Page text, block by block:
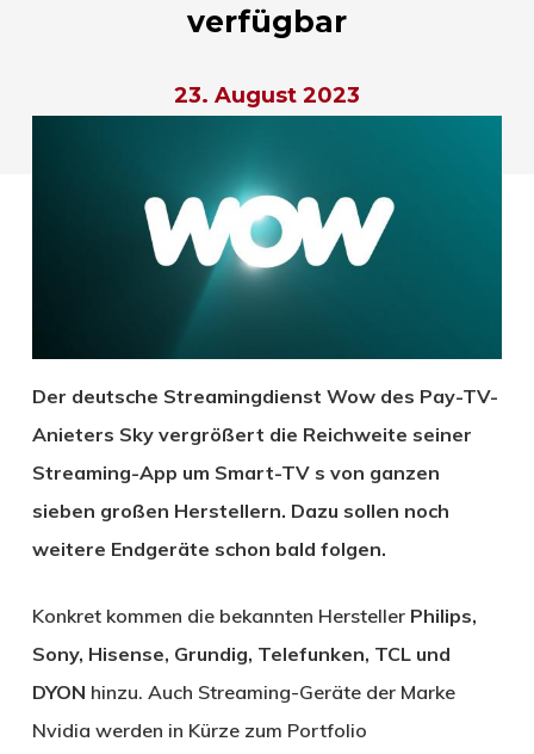
verfügbar
23. August 2023
Der deutsche Streamingdienst Wow des Pay-TV-
Anieters Sky vergrößert die Reichweite seiner
Streaming-App um Smart-TV s von ganzen
sieben großen Herstellern. Dazu sollen noch
weitere Endgeräte schon bald folgen.
Konkret kommen die bekannten Hersteller Philips,
Sony, Hisense, Grundig, Telefunken, TCL und
DYON hinzu. Auch Streaming-Geräte der Marke
Nvidia werden in Kürze zum Portfolio